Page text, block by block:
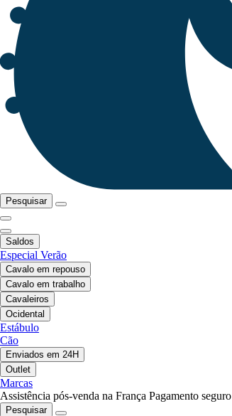
Pesquisar
Saldos
Especial Verão
Cavalo em repouso
Cavalo em trabalho
Cavaleiros
Ocidental
Estábulo
Cão
Enviados em 24H
Outlet
Marcas
Assistência pós-venda na França Pagamento seguro
Pesquisar